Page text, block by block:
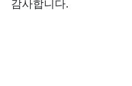
감사합니다.